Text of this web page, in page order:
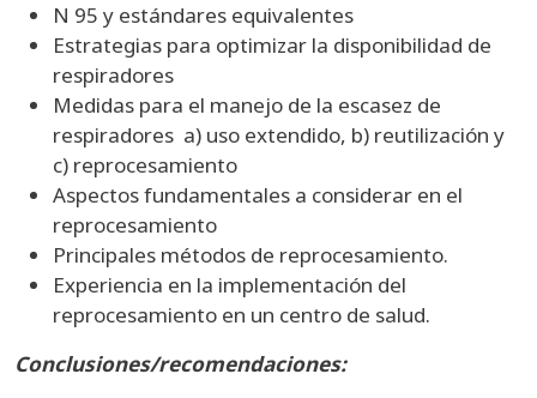
N 95 y estándares equivalentes
Estrategias para optimizar la disponibilidad de
respiradores
Medidas para el manejo de la escasez de
respiradores a) uso extendido, b) reutilización y
c) reprocesamiento
Aspectos fundamentales a considerar en el
reprocesamiento
Principales métodos de reprocesamiento.
Experiencia en la implementación del
reprocesamiento en un centro de salud.
Conclusiones/recomendaciones: